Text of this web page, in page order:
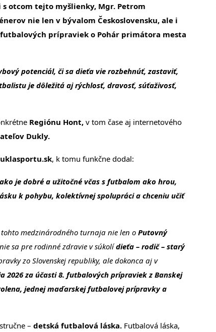
otcom tejto myšlienky, Mgr. Petrom
nie len v bývalom Československu, ale i
prípraviek o Pohár primátora mesta
potenciál, či sa dieťa vie rozbehnúť, zastaviť,
je dôležitá aj rýchlosť, dravosť, súťaživosť,
Regiónu Hont, v tom čase aj internetového
Dukly.
, k tomu funkčne dodal:
je dobré a užitočné včas s futbalom ako hrou,
k pohybu, kolektívnej spolupráci a chceniu učiť
medzinárodného turnaja nie len o Putovný
sa pre rodinné zdravie v súkolídieťa – rodič – starý
zo Slovenskej republiky, ale dokonca aj v
2026 za účasti 8. futbalových prípraviek z Banskej
jednej maďarskej futbalovej prípravky a
– detská futbalová láska. Futbalová láska,